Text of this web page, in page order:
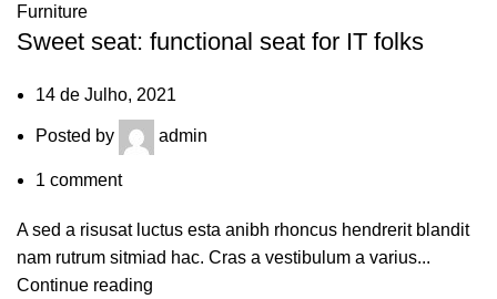
Furniture
Sweet seat: functional seat for IT folks
14 de Julho, 2021
Posted by admin
1 comment
A sed a risusat luctus esta anibh rhoncus hendrerit blandit
nam rutrum sitmiad hac. Cras a vestibulum a varius...
Continue reading